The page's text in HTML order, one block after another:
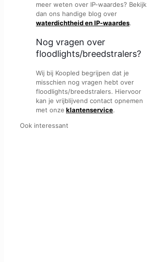
meer weten over IP-waardes? Bekijk
dan ons handige blog over
waterdichtheid en IP-waardes.
Nog vragen over
floodlights/breedstralers?
Wij bij Koopled begrijpen dat je
misschien nog vragen hebt over
floodlights/breedstralers. Hiervoor
kan je vrijblijvend contact opnemen
met onze klantenservice.
Ook interessant